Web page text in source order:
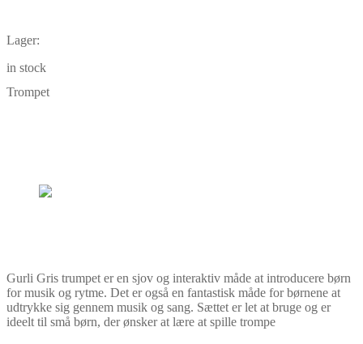
Lager:
in stock
Trompet
Gurli Gris trumpet er en sjov og interaktiv måde at introducere børn
for musik og rytme. Det er også en fantastisk måde for børnene at
udtrykke sig gennem musik og sang. Sættet er let at bruge og er
ideelt til små børn, der ønsker at lære at spille trompe